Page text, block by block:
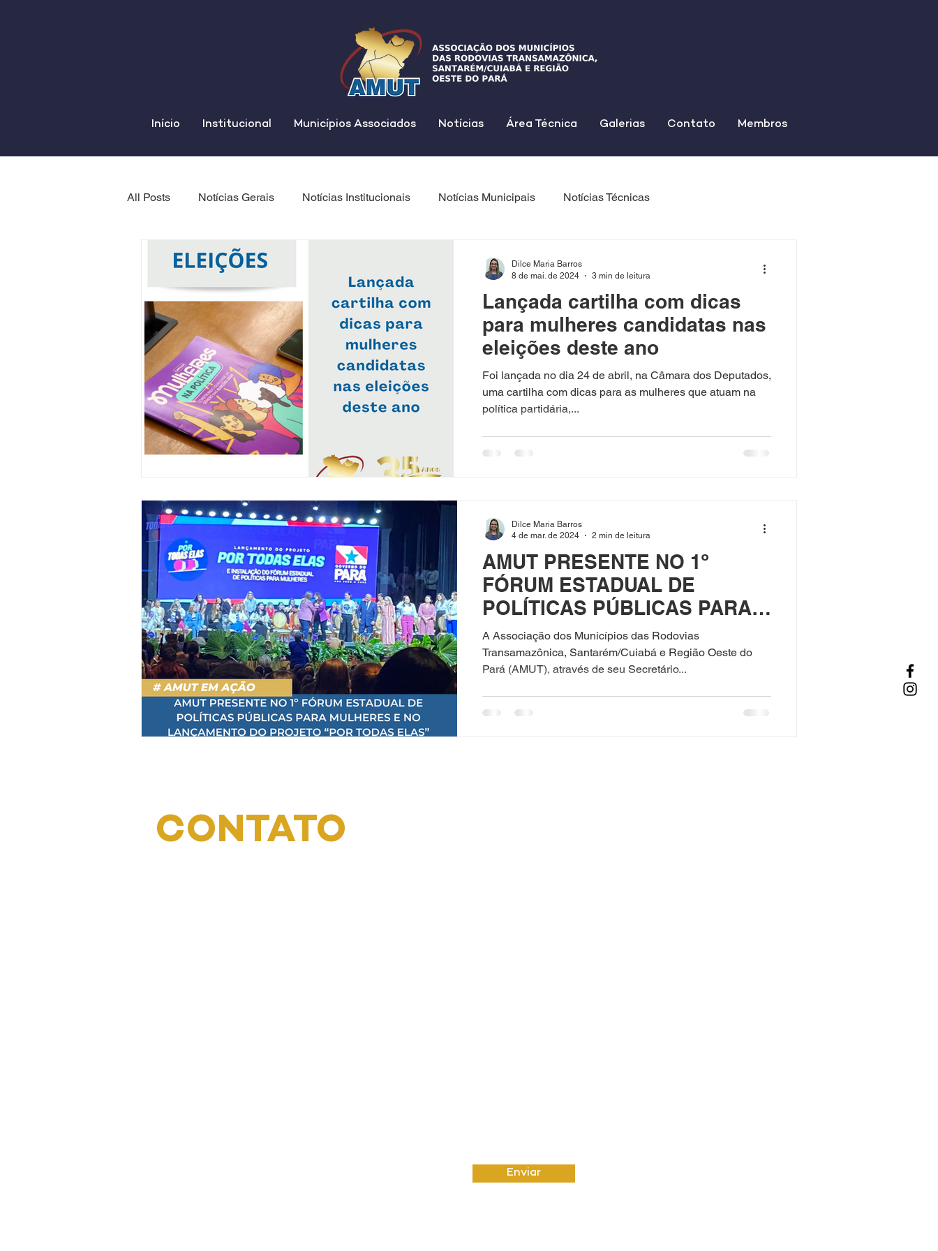
Início Institucional Municípios Associados Notícias Área Técnica Galerias Contato Membros
All Posts Notícias Gerais Notícias Institucionais Notícias Municipais Notícias Técnicas
Lançada cartilha com dicas
para mulheres candidatas nas
eleições deste ano
Foi lançada no dia 24 de abril, na Câmara dos Deputados,
uma cartilha com dicas para as mulheres que atuam na
política partidária,...
Dilce Maria Barros
8 de mai. de 2024
3 min de leitura
AMUT PRESENTE NO 1º
FÓRUM ESTADUAL DE
POLÍTICAS PÚBLICAS PARA
MULHERES E NO
LANÇAMENTO DO PROJETO
“POR TODAS ELAS”
A Associação dos Municípios das Rodovias
Transamazônica, Santarém/Cuiabá e Região Oeste do
Pará (AMUT), através de seu Secretário...
Dilce Maria Barros
4 de mar. de 2024
2 min de leitura
CONTATO
Enviar